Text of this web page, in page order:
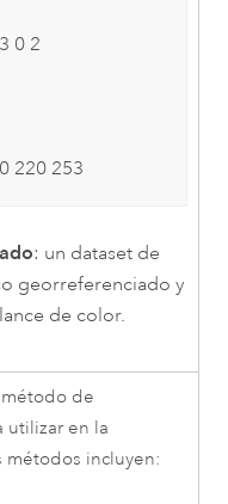
0 2
220 253
: un dataset de
georreferenciado y
de color.
de
utilizar en la
métodos incluyen: